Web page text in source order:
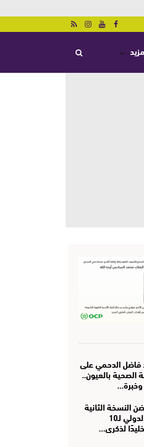
الدحمي على
الصحية بالعيون..
وخبرة…
النسخة الثانية
من السباق الدولي لـ10
لذكرى…